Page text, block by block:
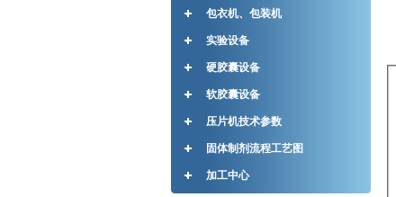
包衣机、包装机
实验设备
硬胶囊设备
软胶囊设备
压片机技术参数
固体制剂流程工艺图
加工中心